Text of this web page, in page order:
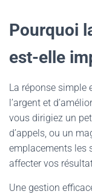
Pourquoi
est-elle
La réponse simple
l’argent et
vous dirigiez un
d’appels, ou un
emplacements les
affecter vos
Une gestion